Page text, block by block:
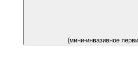
(мини-инвазивное